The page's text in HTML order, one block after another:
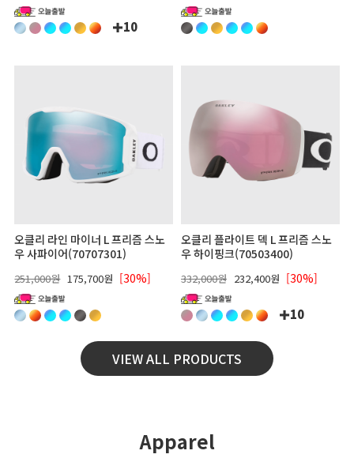
10
오클리 라인 마이너 L 프리즘 스노
우 사파이어(70707301)
251,000원 175,700원 [30%]
오클리 플라이트 덱 L 프리즘 스노
우 하이핑크(70503400)
332,000원 232,400원 [30%]
10
VIEW ALL PRODUCTS
Apparel